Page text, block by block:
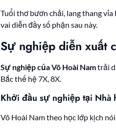
Tuổi thơ bươn chải, lang thang
vai diễn đầy số phận sau này.
Sự nghiệp diễn xuất
Sự nghiệp của Võ Hoài Namtrải
Bắc thế hệ 7X, 8X.
Khởi đầu sự nghiệp tại Nhà
Võ Hoài Nam theo học lớp kịch